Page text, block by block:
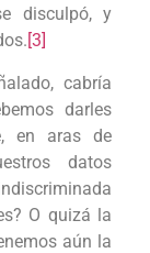
disculpó, y
[3]
cabría
darles
en aras de
datos
O quizá la
aún la